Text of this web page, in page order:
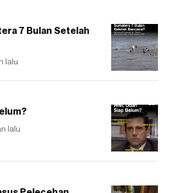
7 Bulan Setelah
lalu
lalu